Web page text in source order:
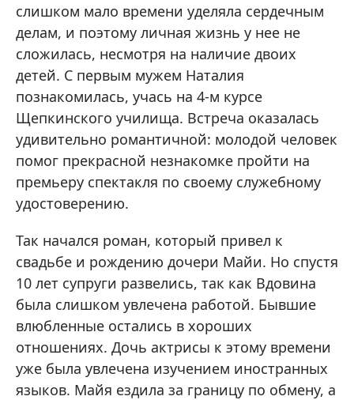
слишком мало времени уделяла сердечным
делам, и поэтому личная жизнь у нее не
сложилась, несмотря на наличие двоих
детей. С первым мужем Наталия
познакомилась, учась на 4-м курсе
Щепкинского училища. Встреча оказалась
удивительно романтичной: молодой человек
помог прекрасной незнакомке пройти на
премьеру спектакля по своему служебному
удостоверению.
Так начался роман, который привел к
свадьбе и рождению дочери Майи. Но спустя
10 лет супруги развелись, так как Вдовина
была слишком увлечена работой. Бывшие
влюбленные остались в хороших
отношениях. Дочь актрисы к этому времени
уже была увлечена изучением иностранных
языков. Майя ездила за границу по обмену, а